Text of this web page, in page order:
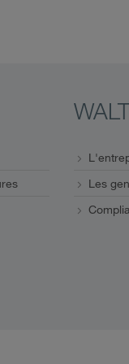
Les